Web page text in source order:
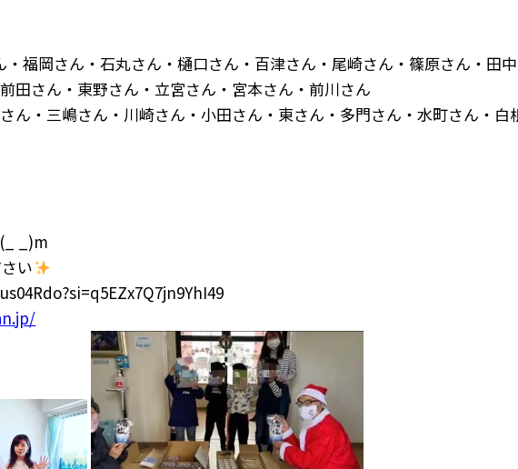
・福岡さん・石丸さん・樋口さん・百津さん・尾崎さん・篠原さん・田
田さん・東野さん・立宮さん・宮本さん・前川さん
ん・三嶋さん・川崎さん・小田さん・東さん・多門さん・水町さん・
_)m
い